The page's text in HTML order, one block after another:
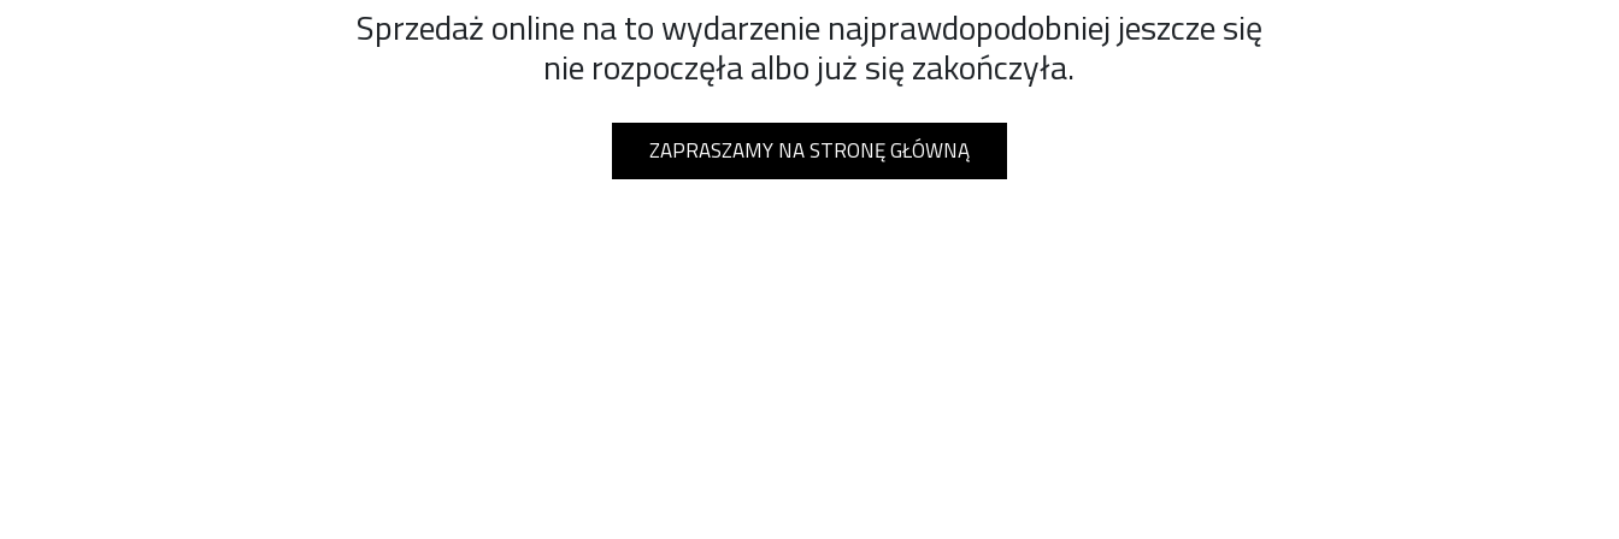
Sprzedaż online na to wydarzenie najprawdopodobniej jeszcze się
nie rozpoczęła albo już się zakończyła.
ZAPRASZAMY NA STRONĘ GŁÓWNĄ